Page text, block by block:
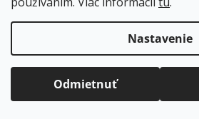
Nastavenie
Odmietnuť
Doprava zadarmopre balíkové
nad120 EUR*.
Balíky zasielame už od4
ZRÝCHĽUJEME.
zásuvka N
450mm/40kg, světle
Skladom(5 sada)